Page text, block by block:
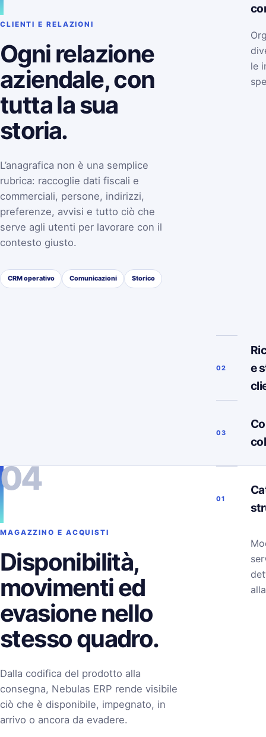
CLIENTI E RELAZIONI
Ogni relazione
aziendale, con
tutta la sua
storia.
L’anagrafica non è una semplice
rubrica: raccoglie dati fiscali e
commerciali, persone, indirizzi,
preferenze, avvisi e tutto ciò che
serve agli utenti per lavorare con il
contesto giusto.
CRM operativo Comunicazioni Storico
le
02
e
03
04
MAGAZZINO E ACQUISTI
Disponibilità,
movimenti ed
evasione nello
stesso quadro.
Dalla codifica del prodotto alla
consegna, Nebulas ERP rende visibile
ciò che è disponibile, impegnato, in
arrivo o ancora da evadere.
01